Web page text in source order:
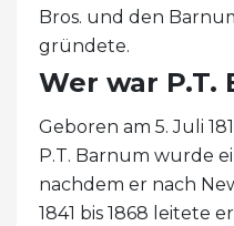
Bros. und den
gründete.
Wer war P.T.
Geboren am 5. Juli
P.T. Barnum wurde
nachdem er nach
1841 bis 1868 leitete